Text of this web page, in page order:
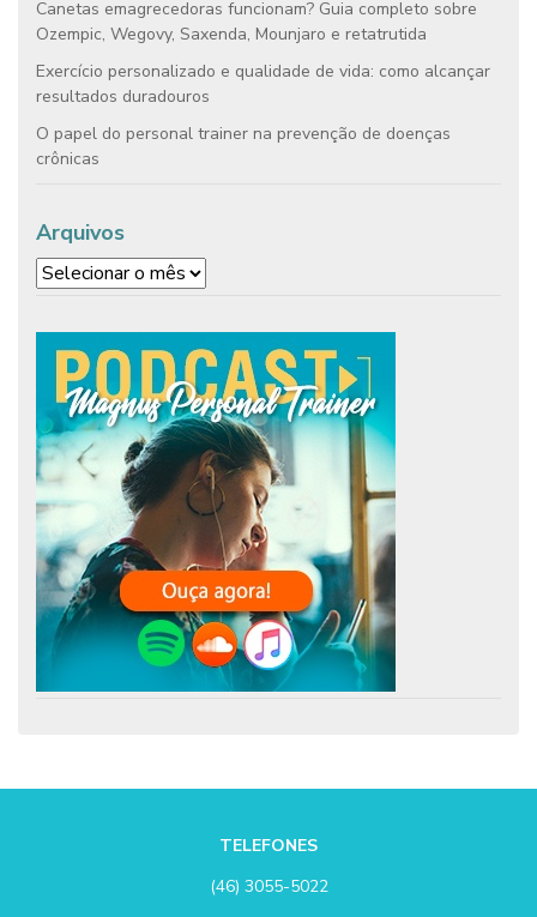
Canetas emagrecedoras funcionam? Guia completo sobre
Ozempic, Wegovy, Saxenda, Mounjaro e retatrutida
Exercício personalizado e qualidade de vida: como alcançar
resultados duradouros
O papel do personal trainer na prevenção de doenças
crônicas
Arquivos
Arquivos
TELEFONES
(46) 3055-5022